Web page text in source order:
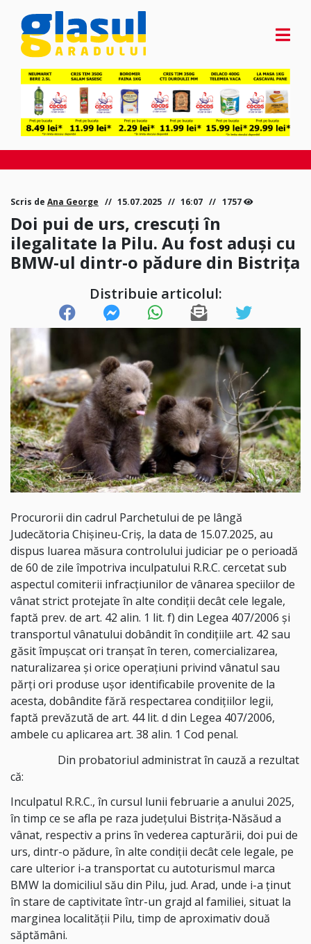
Scris de Ana George 15.07.2025 16:07 1757
Doi pui de urs, crescuți în
ilegalitate la Pilu. Au fost aduși cu
BMW-ul dintr-o pădure din Bistrița
Distribuie articolul:
Procurorii din cadrul Parchetului de pe lângă
Judecătoria Chişineu-Criş, la data de 15.07.2025, au
dispus luarea măsura controlului judiciar pe o perioadă
de 60 de zile împotriva inculpatului R.R.C. cercetat sub
aspectul comiterii infracţiunilor de vânarea speciilor de
vânat strict protejate în alte condiţii decât cele legale,
faptă prev. de art. 42 alin. 1 lit. f) din Legea 407/2006 şi
transportul vânatului dobândit în condiţiile art. 42 sau
găsit împuşcat ori tranşat în teren, comercializarea,
naturalizarea şi orice operaţiuni privind vânatul sau
părţi ori produse uşor identificabile provenite de la
acesta, dobândite fără respectarea condiţiilor legii,
faptă prevăzută de art. 44 lit. d din Legea 407/2006,
ambele cu aplicarea art. 38 alin. 1 Cod penal.
Din probatoriul administrat în cauză a rezultat
că:
Inculpatul R.R.C., în cursul lunii februarie a anului 2025,
în timp ce se afla pe raza judeţului Bistriţa-Năsăud a
vânat, respectiv a prins în vederea capturării, doi pui de
urs, dintr-o pădure, în alte condiţii decât cele legale, pe
care ulterior i-a transportat cu autoturismul marca
BMW la domiciliul său din Pilu, jud. Arad, unde i-a ţinut
în stare de captivitate într-un grajd al familiei, situat la
marginea localităţii Pilu, timp de aproximativ două
săptămâni.